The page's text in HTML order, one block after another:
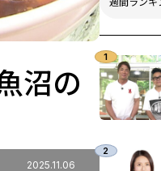
沼の
2025.11.06